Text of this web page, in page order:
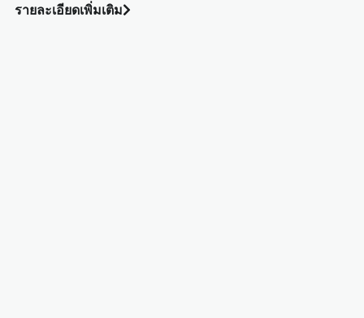
รายละเอียดเพิ่มเติม